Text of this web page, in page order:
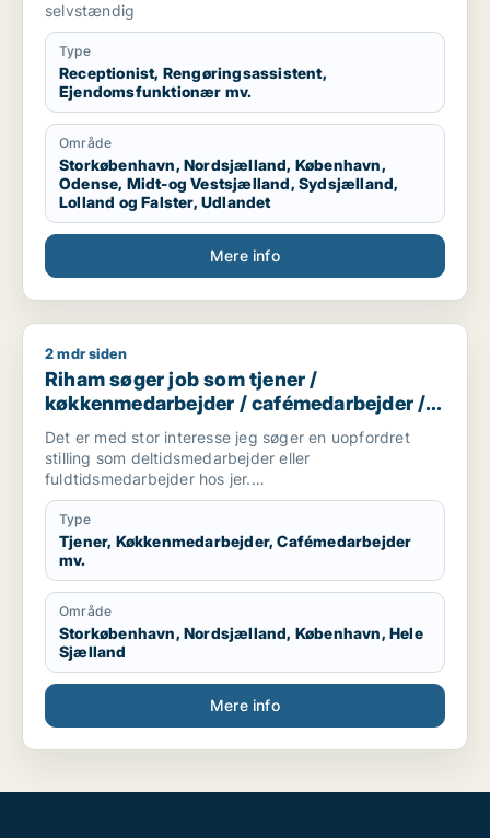
selvstændig
Type
Receptionist, Rengøringsassistent,
Ejendomsfunktionær mv.
Område
Storkøbenhavn, Nordsjælland, København,
Odense, Midt-og Vestsjælland, Sydsjælland,
Lolland og Falster, Udlandet
Mere info
Riham søger job som tjener / køkkenmedarbejder /
2 mdr siden
Riham søger job som tjener /
køkkenmedarbejder / cafémedarbejder /
butiksmedarbejder / blomsterhandler
Det er med stor interesse jeg søger en uopfordret
stilling som deltidsmedarbejder eller
fuldtidsmedarbejder hos jer.
Jeg hedder Riham Bertawi, er 22 år. Jeg afsluttede
min adgangskursus til ingeniøruddannelse i DTU i
15/1/2020, hvor jeg kan arbejde fuldtidsarbejder indtil
min drøm studie starter efter sommer, så kan jeg
arbejde deltidsarbejder der.
Jeg er en positiv og effektive kvinde med en aktiv
arbejdserfaring i tre sider-service:
Køkkenassistent, Tjener og rengøring.
Som køkkenassistent har jeg arbejdet i spansk
restaurant i Syrien. Som køkkenassistent, tjener og
rengøring har jeg arbejdet i Sunrise Bagels og
Sandwichs i Hillerød i ca. 3 år.
Jeg betragter mig selv som værende
kunder og kollegaer. Gennem tidligere
Type
Tjener, Køkkenmedarbejder, Cafémedarbejder
mv.
Område
Storkøbenhavn, Nordsjælland, København, Hele
Sjælland
Mere info